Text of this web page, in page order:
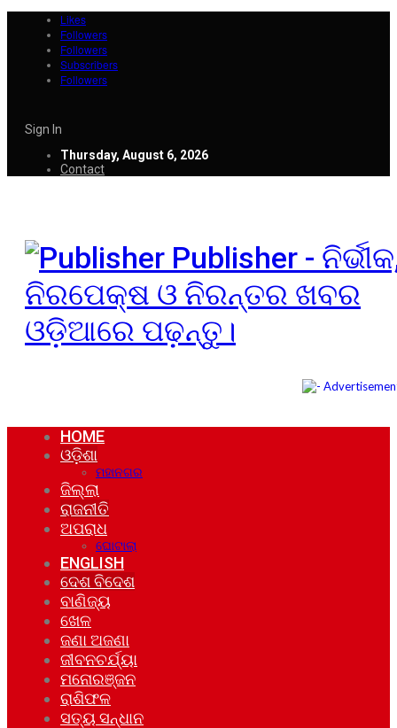
Likes
Followers
Followers
Subscribers
Followers
Sign In
Thursday, August 6, 2026
Contact
Publisher -
ନିରପେକ୍ଷ ଓ ନିରନ୍ତର ଖବର
ଓଡ଼ିଆରେ ପଢ଼ନ୍ତୁ।
HOME
ଓଡ଼ିଶା
ମହାନଗର
ଜିଲ୍ଲା
ରାଜନୀତି
ଅପରାଧ
ଘୋଟାଲା
ENGLISH
ଦେଶ ବିଦେଶ
ବାଣିଜ୍ୟ
ଖେଳ
ଜଣା ଅଜଣା
ଜୀବନଚର୍ଯ୍ୟା
ମନୋରଞ୍ଜନ
ରାଶିଫଳ
ସତ୍ୟ ସନ୍ଧାନ